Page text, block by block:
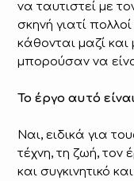
να ταυτιστεί με
σκηνή γιατί
κάθονται μαζί
μπορούσαν να
Το έργο αυτό
Ναι, ειδικά για
τέχνη, τη ζωή, τον
και συγκινητικό